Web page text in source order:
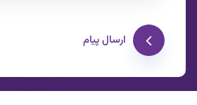
ارسال پیام